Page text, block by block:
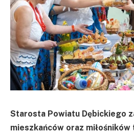
Starosta Powiatu Dębickiego
mieszkańców oraz